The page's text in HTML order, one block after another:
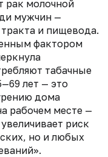
рак молочной
мужчин —
и пищевода.
фактором
табачные
лет — это
дома
рабочем месте —
риск
но и любых